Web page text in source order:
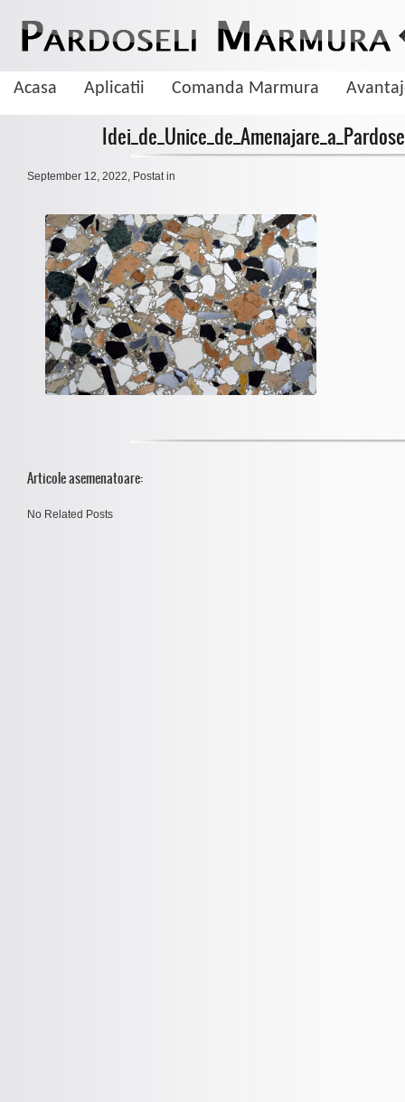
Acasa Aplicatii Comanda Marmura
De ce sa aleg pardoseala din marmura
Marmura este una dintre cele mai cautate pietre naturale cand vine
September 12, 2022, Postat in
Articole asemenatoare:
No Related Posts